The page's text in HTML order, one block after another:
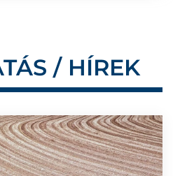
/ HÍREK